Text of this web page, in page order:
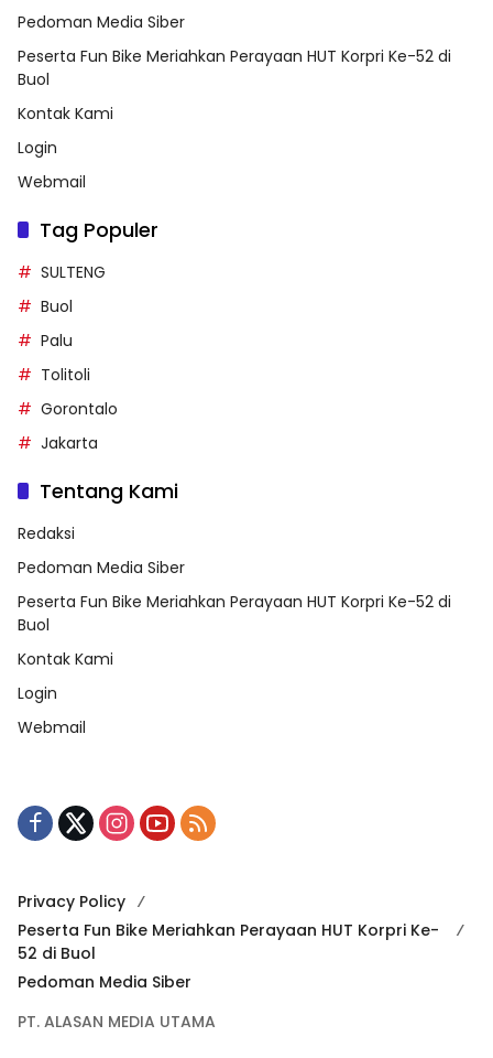
Pedoman Media Siber
Peserta Fun Bike Meriahkan Perayaan HUT Korpri Ke-52 di
Buol
Kontak Kami
Login
Webmail
Tag Populer
SULTENG
Buol
Palu
Tolitoli
Gorontalo
Jakarta
Tentang Kami
Redaksi
Pedoman Media Siber
Peserta Fun Bike Meriahkan Perayaan HUT Korpri Ke-52 di
Buol
Kontak Kami
Login
Webmail
Privacy Policy
Peserta Fun Bike Meriahkan Perayaan HUT Korpri Ke-
52 di Buol
Pedoman Media Siber
PT. ALASAN MEDIA UTAMA